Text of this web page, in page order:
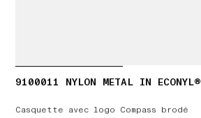
9100011 NYLON METAL IN ECONYL®
Casquette avec logo Compass brodé